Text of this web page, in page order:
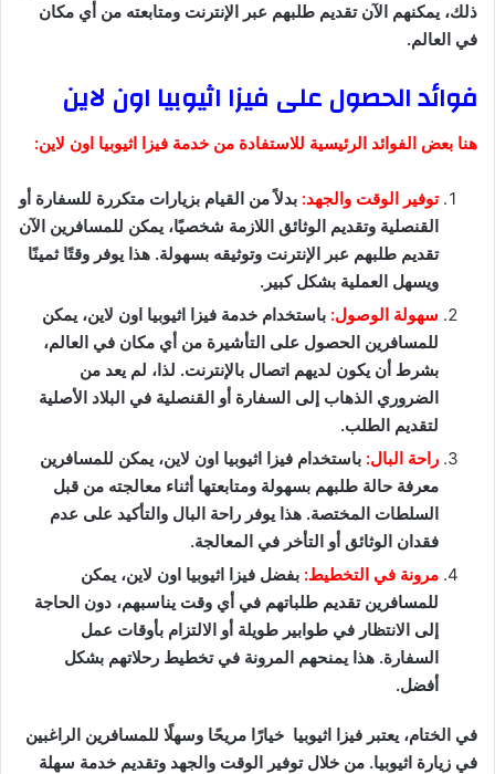
ذلك، يمكنهم الآن تقديم طلبهم عبر الإنترنت ومتابعته من أي مكان
في العالم.
فوائد الحصول على فيزا اثيوبيا اون لاين
هنا بعض الفوائد الرئيسية للاستفادة من خدمة فيزا اثيوبيا اون لاين:
توفير الوقت والجهد: بدلاً من القيام بزيارات متكررة للسفارة أو
القنصلية وتقديم الوثائق اللازمة شخصيًا، يمكن للمسافرين الآن
تقديم طلبهم عبر الإنترنت وتوثيقه بسهولة. هذا يوفر وقتًا ثمينًا
ويسهل العملية بشكل كبير.
سهولة الوصول: باستخدام خدمة فيزا اثيوبيا اون لاين، يمكن
للمسافرين الحصول على التأشيرة من أي مكان في العالم،
بشرط أن يكون لديهم اتصال بالإنترنت. لذا، لم يعد من
الضروري الذهاب إلى السفارة أو القنصلية في البلاد الأصلية
لتقديم الطلب.
راحة البال: باستخدام فيزا اثيوبيا اون لاين، يمكن للمسافرين
معرفة حالة طلبهم بسهولة ومتابعتها أثناء معالجته من قبل
السلطات المختصة. هذا يوفر راحة البال والتأكيد على عدم
فقدان الوثائق أو التأخر في المعالجة.
مرونة في التخطيط: بفضل فيزا اثيوبيا اون لاين، يمكن
للمسافرين تقديم طلباتهم في أي وقت يناسبهم، دون الحاجة
إلى الانتظار في طوابير طويلة أو الالتزام بأوقات عمل
السفارة. هذا يمنحهم المرونة في تخطيط رحلاتهم بشكل
أفضل.
في الختام، يعتبر فيزا اثيوبيا خيارًا مريحًا وسهلًا للمسافرين الراغبين
في زيارة اثيوبيا. من خلال توفير الوقت والجهد وتقديم خدمة سهلة